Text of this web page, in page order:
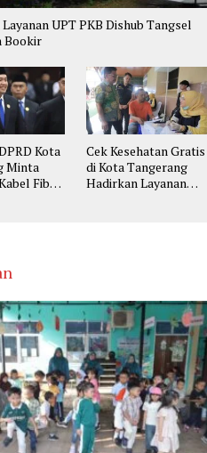
UPT PKB Dishub Tangsel
Bookir
Kota
Minta
Fiber
Cek Kesehatan Gratis
di Kota Tangerang
Hadirkan Layanan